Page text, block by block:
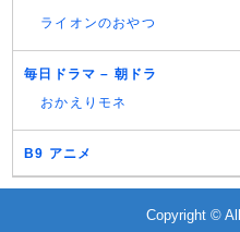
ライオンのおやつ
毎日ドラマ – 朝ドラ
おかえりモネ
B9 アニメ
Copyright ©